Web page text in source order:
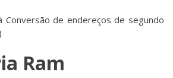
Conversão de endereços de segundo
Ram